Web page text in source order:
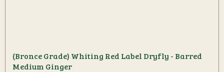
(Bronce Grade) Whiting Red Label Dryfly - Barred
Medium Ginger